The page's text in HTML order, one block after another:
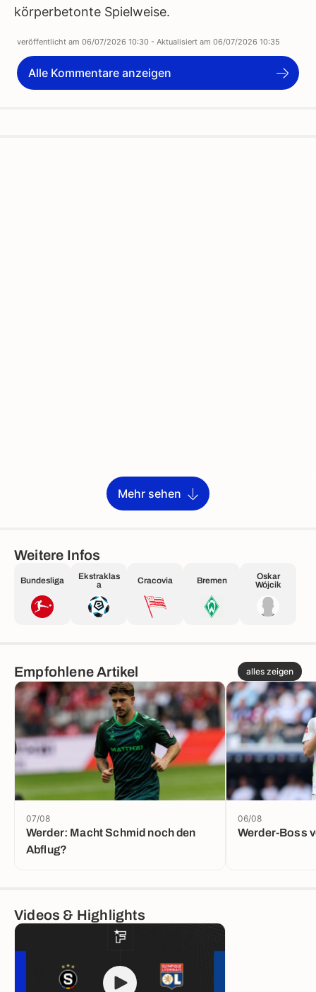
körperbetonte Spielweise.
veröffentlicht am 06/07/2026 10:30 - Aktualisiert am 06/07/2026 10:35
Alle Kommentare anzeigen
Mehr sehen
Weitere Infos
Bundesliga
Ekstraklas
a
Cracovia Bremen
Oskar
Wójcik
Empfohlene Artikel alles zeigen
Werder: Macht Schmid noch den
Abflug?
07/08
Werder-Boss
06/08
Videos & Highlights